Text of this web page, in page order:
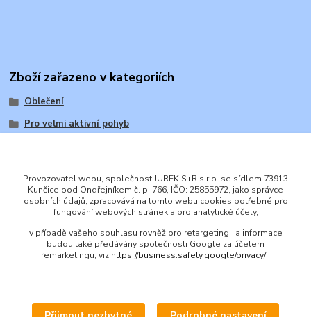
Zboží zařazeno v kategoriích
Oblečení
Pro velmi aktivní pohyb
ENGLISH
© 2016 JUREK S+R s.r.o., IČ 25855972
Provozovatel webu, společnost JUREK S+R s.r.o. se sídlem 73913
Kunčice pod Ondřejníkem č. p. 766, IČO: 25855972, jako správce
osobních údajů, zpracovává na tomto webu cookies potřebné pro
fungování webových stránek a pro analytické účely,
v případě vašeho souhlasu rovněž pro retargeting, a informace
budou také předávány společnosti Google za účelem
remarketingu, viz https://business.safety.google/privacy/.